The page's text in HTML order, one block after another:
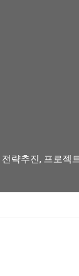
략추진, 프로